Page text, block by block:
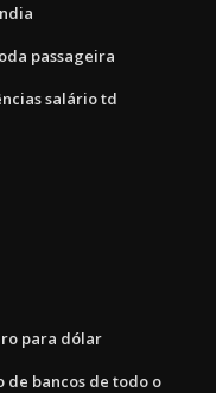
passageira
salário td
para dólar
de bancos de todo o